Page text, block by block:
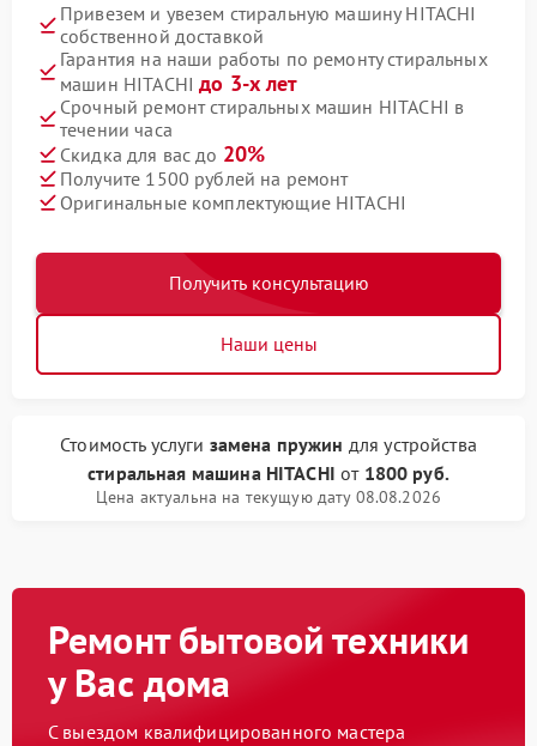
Привезем и увезем стиральную машину HITACHI
собственной доставкой
Гарантия на наши работы по ремонту стиральных
машин HITACHIдо 3-х лет
Срочный ремонт стиральных машин HITACHI в
течении часа
Скидка для вас до 20%
Получите 1500 рублей на ремонт
Оригинальные комплектующие HITACHI
Получить консультацию
Наши цены
Стоимость услуги замена пружин для устройства
стиральная машина HITACHI от 1800 руб.
Цена актуальна на текущую дату 08.08.2026
Ремонт бытовой техники
у Вас дома
С выездом квалифицированного мастера